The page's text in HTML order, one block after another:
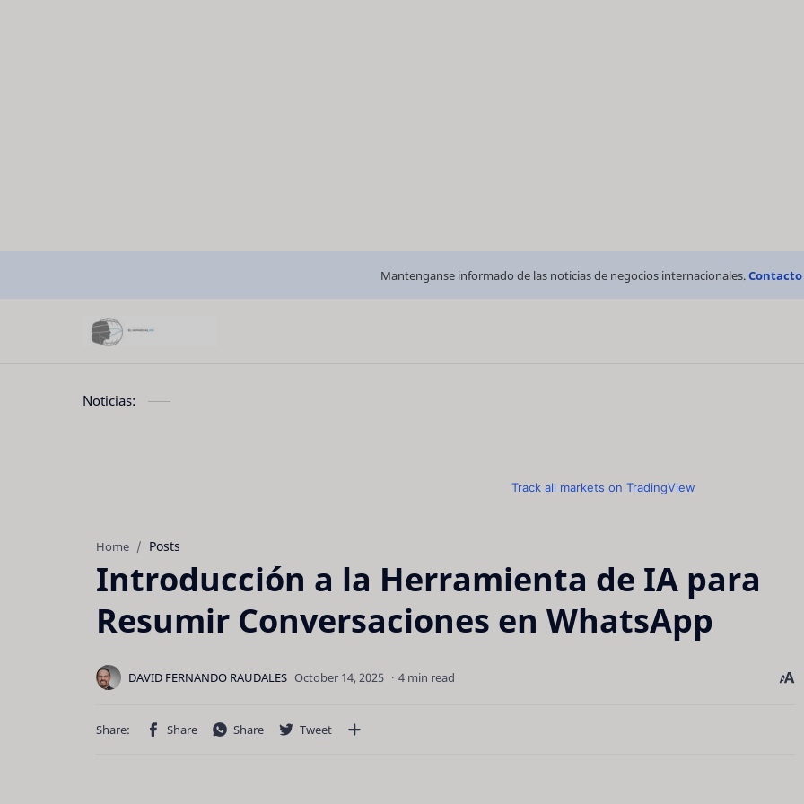
Mantenganse informado de las noticias de negocios internacionales.Contacto
Noticias:
Track all markets on TradingView
Home Posts
Introducción a la Herramienta de IA para
Resumir Conversaciones en WhatsApp
4 min read